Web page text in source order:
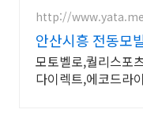
http://www.yata.me
안산시흥 전동모
모토벨로,퀄리스포
다이렉트,에코드라